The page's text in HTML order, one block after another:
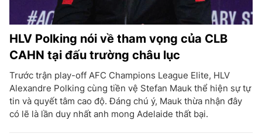
HLV Polking nói về tham vọng của CLB
CAHN tại đấu trường châu lục
Trước trận play-off AFC Champions League Elite, HLV
Alexandre Polking cùng tiền vệ Stefan Mauk thể hiện sự tự
tin và quyết tâm cao độ. Đáng chú ý, Mauk thừa nhận đây
có lẽ là lần duy nhất anh mong Adelaide thất bại.